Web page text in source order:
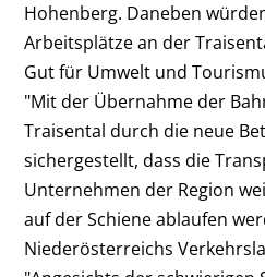
Hohenberg. Daneben
Arbeitsplätze an der
Gut für Umwelt und
"Mit der Übernahme der
Traisental durch die neue
sichergestellt, dass die
Unternehmen der Region
auf der Schiene ablaufen
Niederösterreichs